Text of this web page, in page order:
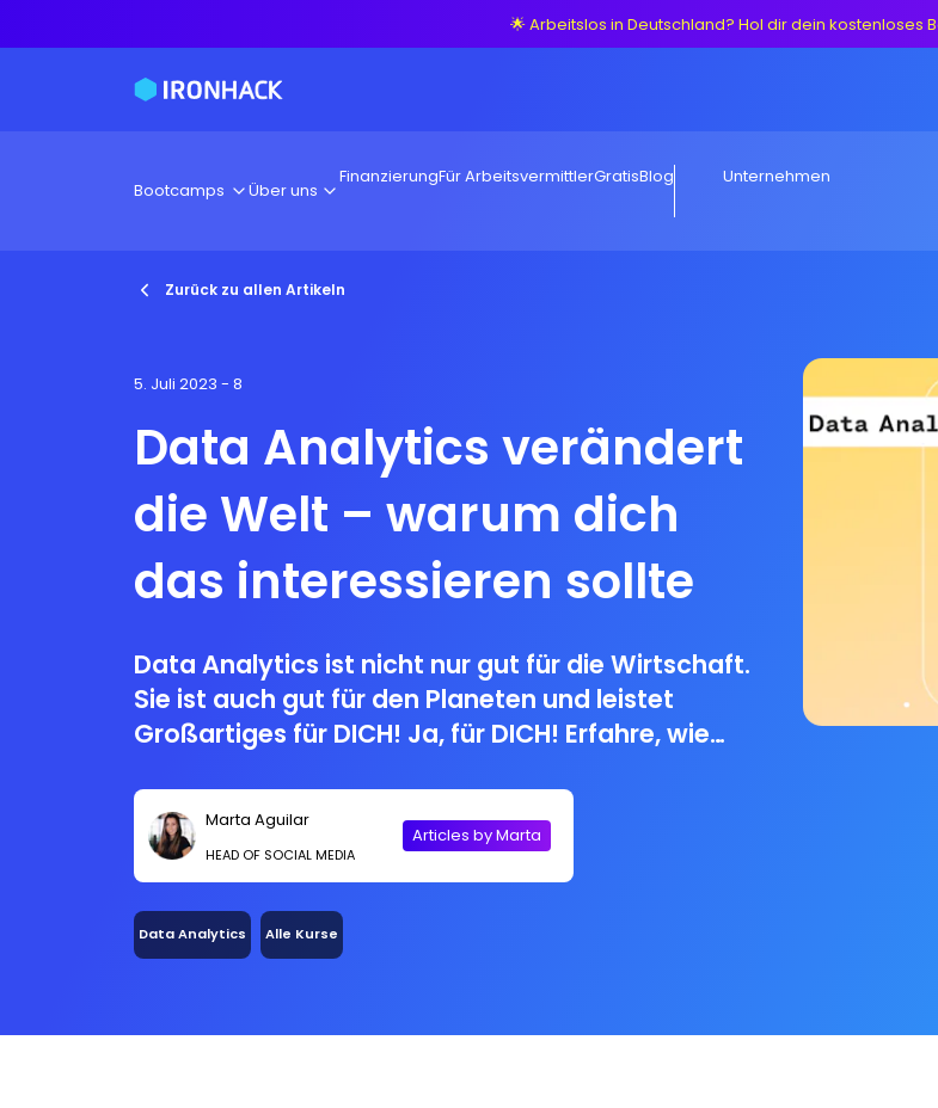
🌟 Arbeitslos in Deutschland? Hol dir dein kostenloses
Bootcamps Über uns
FinanzierungFür ArbeitsvermittlerGratisBlog Unternehmen
Zurück zu allen Artikeln
5. Juli 2023 - 8
Data Analytics verändert
die Welt – warum dich
das interessieren sollte
Data Analytics ist nicht nur gut für die Wirtschaft.
Sie ist auch gut für den Planeten und leistet
Großartiges für DICH! Ja, für DICH! Erfahre, wie
Thema Beachtung schenken solltest.
Marta Aguilar
HEAD OF SOCIAL MEDIA
Articles by Marta
Data Analytics Alle Kurse